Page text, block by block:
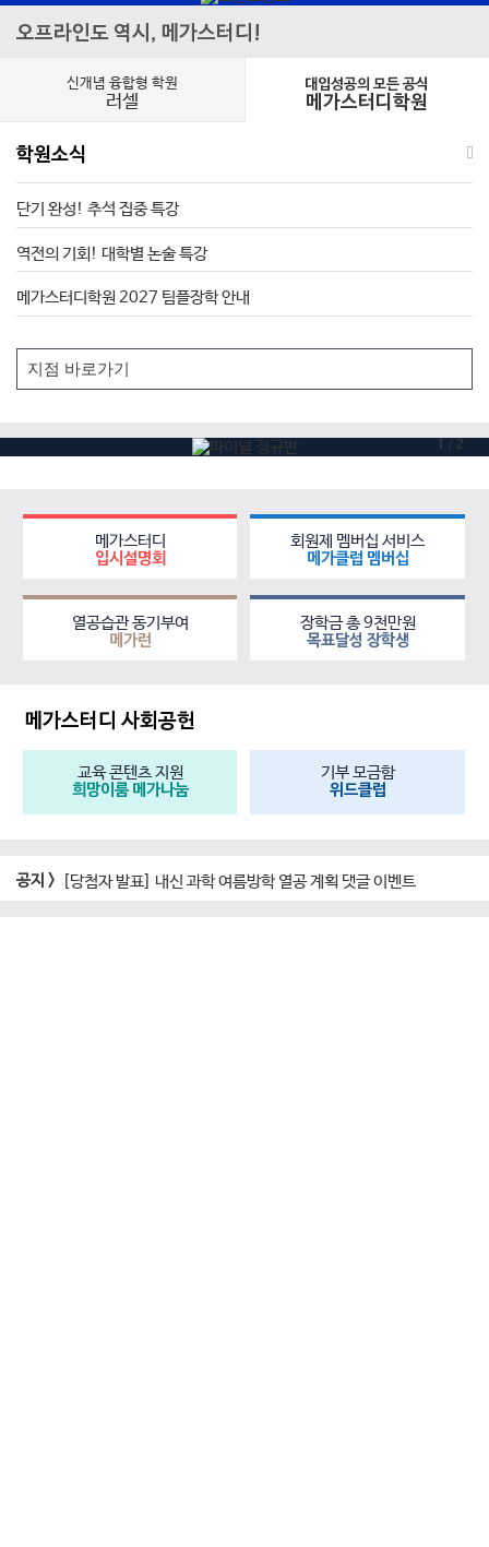
오프라인도 역시, 메가스터디!
신개념 융합형 학원
러셀
대입성공의 모든 공식
메가스터디학원
학원소식
단기 완성! 추석 집중 특강
역전의 기회! 대학별 논술 특강
메가스터디학원 2027 팀플장학 안내
1 / 2
메가스터디
입시설명회
회원제 멤버십 서비스
메가클럽 멤버십
열공습관 동기부여
메가런
장학금 총 9천만원
목표달성 장학생
메가스터디 사회공헌
교육 콘텐츠 지원
희망이룸 메가나눔
기부 모금함
위드클럽
공지 > [당첨자 발표] 내신 과학 여름방학 열공 계획 댓글 이벤트